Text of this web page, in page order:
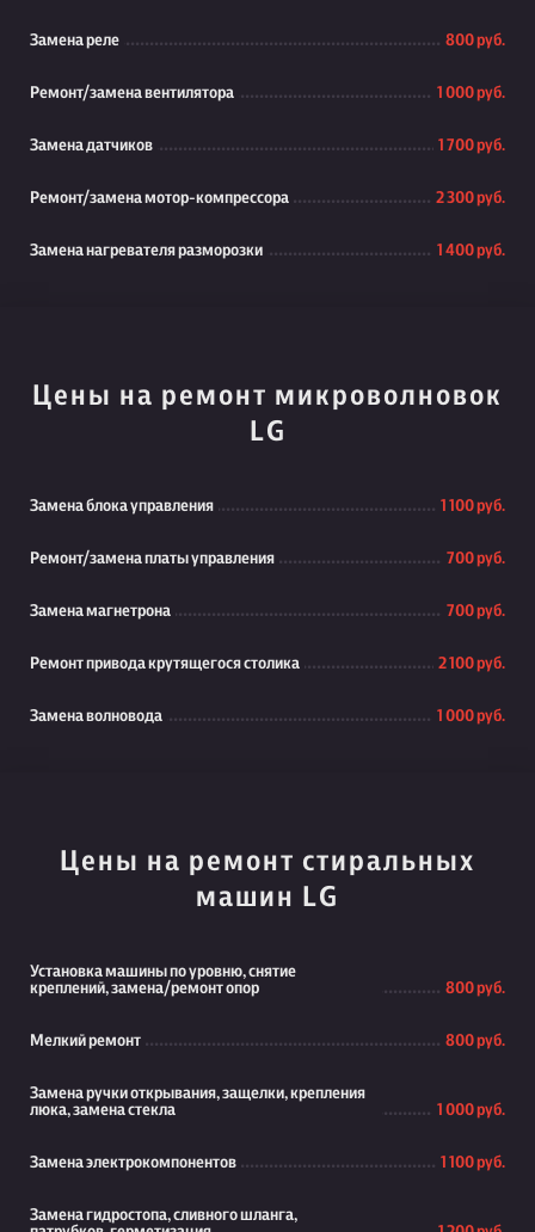
Замена реле 800 руб.
Ремонт/замена вентилятора 1 000 руб.
Замена датчиков 1 700 руб.
Ремонт/замена мотор-компрессора 2 300 руб.
Замена нагревателя разморозки 1 400 руб.
Цены на ремонт микроволновок
LG
Замена блока управления 1 100 руб.
Ремонт/замена платы управления 700 руб.
Замена магнетрона 700 руб.
Ремонт привода крутящегося столика 2 100 руб.
Замена волновода 1 000 руб.
Цены на ремонт стиральных
машин LG
Установка машины по уровню, снятие
креплений, замена/ремонт опор
800 руб.
Мелкий ремонт 800 руб.
Замена ручки открывания, защелки, крепления
люка, замена стекла
1 000 руб.
Замена электрокомпонентов 1 100 руб.
Замена гидростопа, сливного шланга,